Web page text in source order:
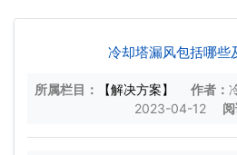
冷却塔漏风包括哪些
所属栏目： 【解决方案】 作者：
2023-04-12